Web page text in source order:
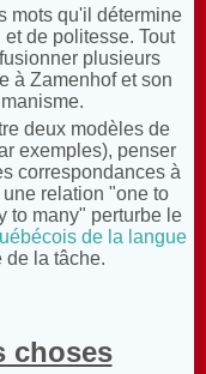
mots qu'il détermine
de politesse. Tout
plusieurs
à Zamenhof et son
deux modèles de
exemples), penser
correspondances à
relation "one to
to many" perturbe le
de la langue
la tâche.
choses